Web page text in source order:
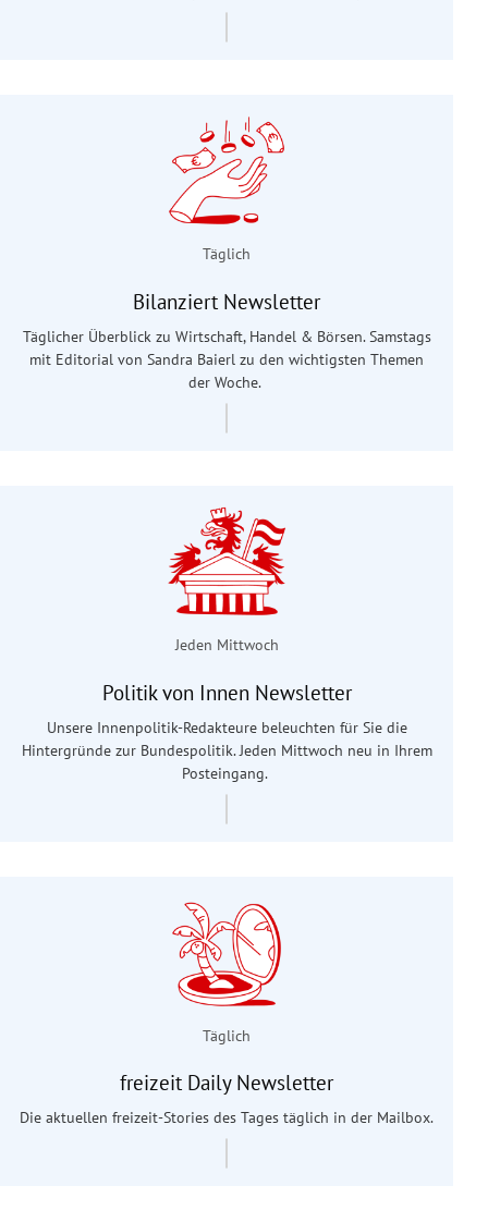
Täglich
Bilanziert Newsletter
Täglicher Überblick zu Wirtschaft, Handel & Börsen. Samstags
mit Editorial von Sandra Baierl zu den wichtigsten Themen
der Woche.
Jeden Mittwoch
Politik von Innen Newsletter
Unsere Innenpolitik-Redakteure beleuchten für Sie die
Hintergründe zur Bundespolitik. Jeden Mittwoch neu in Ihrem
Posteingang.
Täglich
freizeit Daily Newsletter
Die aktuellen freizeit-Stories des Tages täglich in der Mailbox.